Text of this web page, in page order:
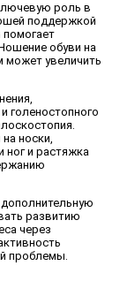
роль в
поддержкой
обуви на
может увеличить
голеностопного
носки,
ног и растяжка
развитию
через
проблемы.